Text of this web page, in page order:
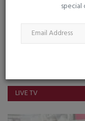
Facebook
LIVE TV